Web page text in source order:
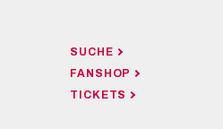
SUCHE
FANSHOP
TICKETS